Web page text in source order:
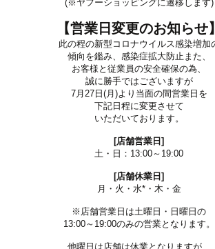
(※ヤフーショッピングに遷移します)
【営業日変更のお知らせ
此の程の新型コロナウイルス感染増加
傾向を鑑み、感染症拡大防止また、
お客様と従業員の安全確保の為、
誠に勝手ではございますが
7月27日(月)より当面の間営業日を
下記日程に変更させて
いただいております。
[店舗営業日]
土・日：13:00～19:00
[店舗休業日]
月・火・水*・木・金
※店舗営業日は土曜日・日曜日の
13:00～19:00のみの営業となります。
他曜日は店舗は休業となりますが、